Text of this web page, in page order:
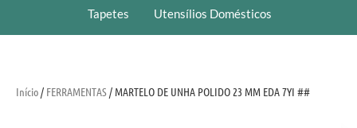
Tapetes
Utensílios Domésticos
Início/ FERRAMENTAS/ MARTELO DE UNHA POLIDO 23 MM EDA 7YI ##